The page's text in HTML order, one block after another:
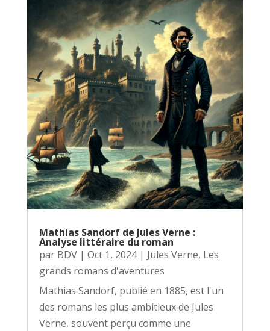
Mathias Sandorf de Jules Verne :
Analyse littéraire du roman
par BDV| Oct 1, 2024| Jules Verne, Les
grands romans d'aventures
Mathias Sandorf, publié en 1885, est l'un
des romans les plus ambitieux de Jules
Verne, souvent perçu comme une